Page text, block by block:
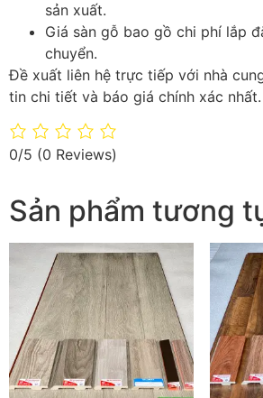
sản xuất.
Giá sàn gỗ bao gồ chi phí lắp
chuyển.
Đề xuất liên hệ trực tiếp với nhà
tin chi tiết và báo giá chính xác nhất.
0/5 (0 Reviews)
Sản phẩm tương